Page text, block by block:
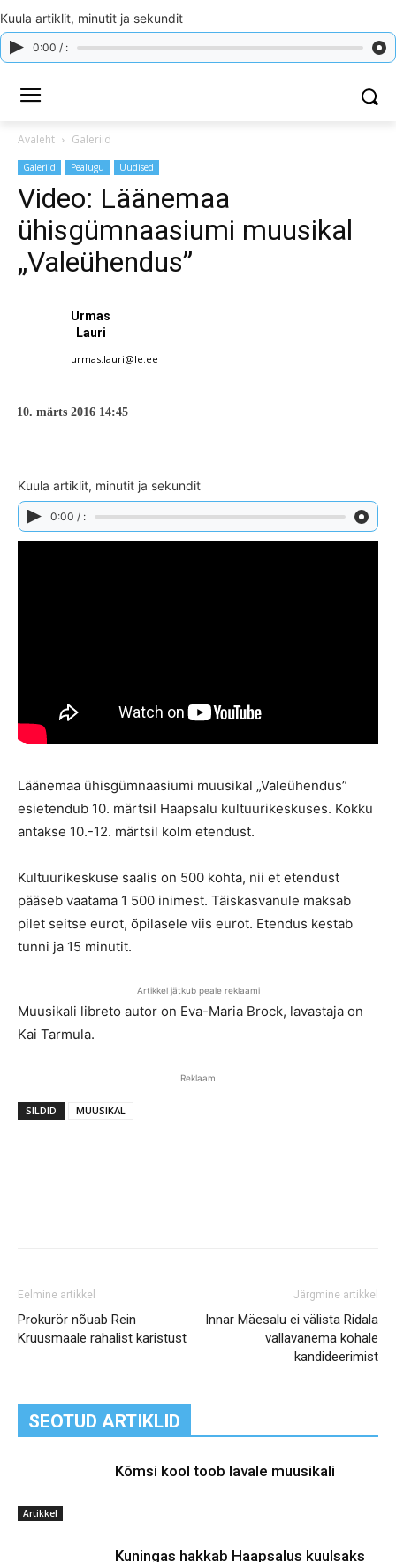
Kuula artiklit, minutit ja sekundit
0:00 / :
Avaleht Galeriid
Galeriid Pealugu Uudised
Video: Läänemaa
ühisgümnaasiumi muusikal
„Valeühendus”
Urmas
Lauri
urmas.lauri@le.ee
10. märts 2016 14:45
Kuula artiklit, minutit ja sekundit
0:00 / :
Läänemaa ühisgümnaasiumi muusikal „Valeühendus”
esietendub 10. märtsil Haapsalu kultuurikeskuses. Kokku
antakse 10.-12. märtsil kolm etendust.
Kultuurikeskuse saalis on 500 kohta, nii et etendust
pääseb vaatama 1 500 inimest. Täiskasvanule maksab
pilet seitse eurot, õpilasele viis eurot. Etendus kestab
tunni ja 15 minutit.
Artikkel jätkub peale reklaami
Muusikali libreto autor on Eva-Maria Brock, lavastaja on
Kai Tarmula.
Reklaam
SILDID MUUSIKAL
Eelmine artikkel
Prokurör nõuab Rein
Kruusmaale rahalist karistust
Järgmine artikkel
Innar Mäesalu ei välista Ridala
vallavanema kohale
kandideerimist
SEOTUD ARTIKLID
Artikkel
Kõmsi kool toob lavale muusikali
Kuningas hakkab Haapsalus kuulsaks